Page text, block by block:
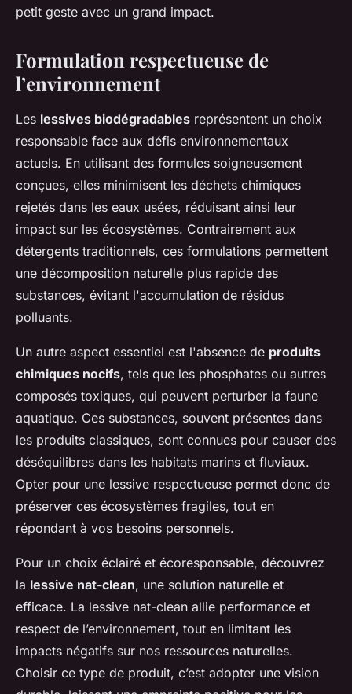
petit geste avec un grand impact.
Formulation respectueuse de
l’environnement
Les lessives biodégradables représentent un choix
responsable face aux défis environnementaux
actuels. En utilisant des formules soigneusement
conçues, elles minimisent les déchets chimiques
rejetés dans les eaux usées, réduisant ainsi leur
impact sur les écosystèmes. Contrairement aux
détergents traditionnels, ces formulations permettent
une décomposition naturelle plus rapide des
substances, évitant l'accumulation de résidus
polluants.
Un autre aspect essentiel est l'absence de produits
chimiques nocifs, tels que les phosphates ou autres
composés toxiques, qui peuvent perturber la faune
aquatique. Ces substances, souvent présentes dans
les produits classiques, sont connues pour causer des
déséquilibres dans les habitats marins et fluviaux.
Opter pour une lessive respectueuse permet donc de
préserver ces écosystèmes fragiles, tout en
répondant à vos besoins personnels.
Pour un choix éclairé et écoresponsable, découvrez
la lessive nat-clean, une solution naturelle et
efficace. La lessive nat-clean allie performance et
respect de l’environnement, tout en limitant les
impacts négatifs sur nos ressources naturelles.
Choisir ce type de produit, c’est adopter une vision